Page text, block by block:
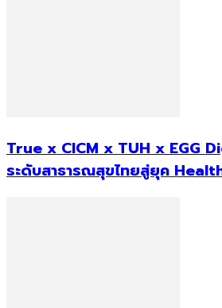
True x CICM x TUH x EGG
ระดับสาธารณสุขไทยสู่ยุค